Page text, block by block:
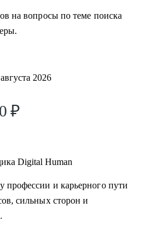
менеджеры, HR бизнес-
ключевым экспертам:
Маркетологи,
представители
персоналу: Продавцы-
работники,
(Ассистенты, Младшие
через тренинги по
и профориентации
на вопросы по теме поиска
2026
₽
Digital Human
профессии и карьерного пути
сильных сторон и